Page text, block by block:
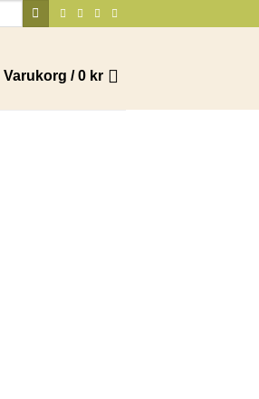
Varukorg /0 kr